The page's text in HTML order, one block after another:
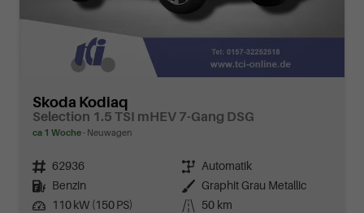
Skoda Kodiaq
Selection 1.5 TSI mHEV 7-Gang DSG
ca 1 Woche Neuwagen
Fahrzeugnr. 62936 Getriebe Automatik
Kraftstoff
Benzin Außenfarbe
Graphit Grau Metallic
Leistung
110 kW (150 PS) Kilometerstand
50 km